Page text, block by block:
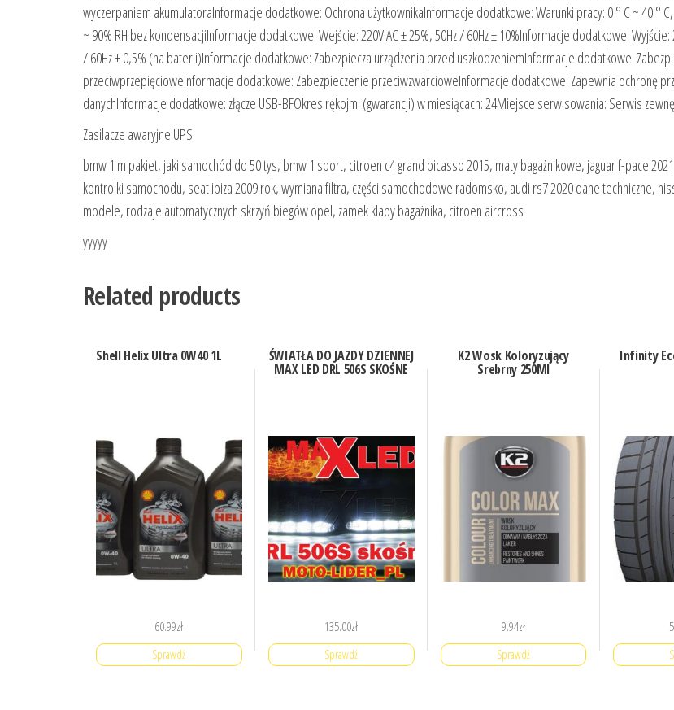
wyczerpaniem akumulatoraInformacje dodatkowe: Ochrona użytkownikaInformacje dodatkowe: Warunki pracy: 0 ° C ~ 40 °
~ 90% RH bez kondensacjiInformacje dodatkowe: Wejście: 220V AC ± 25%, 50Hz / 60Hz ± 10%Informacje dodatkowe: Wyjście:
/ 60Hz ± 0,5% (na baterii)Informacje dodatkowe: Zabezpiecza urządzenia przed uszkodzeniemInformacje dodatkowe:
przeciwprzepięcioweInformacje dodatkowe: Zabezpieczenie przeciwzwarcioweInformacje dodatkowe: Zapewnia ochronę
danychInformacje dodatkowe: złącze USB-BFOkres rękojmi (gwarancji) w miesiącach: 24Miejsce serwisowania: Serwis
Zasilacze awaryjne UPS
bmw 1 m pakiet, jaki samochód do 50 tys, bmw 1 sport, citroen c4 grand picasso 2015, maty bagażnikowe, jaguar f-pace
kontrolki samochodu, seat ibiza 2009 rok, wymiana filtra, części samochodowe radomsko, audi rs7 2020 dane techniczne,
modele, rodzaje automatycznych skrzyń biegów opel, zamek klapy bagażnika, citroen aircross
yyyyy
Related products
Shell Helix Ultra 0W40 1L
60.99zł
Sprawdź
ŚWIATŁA DO JAZDY DZIENNEJ
MAX LED DRL 506S SKOŚNE
135.00zł
Sprawdź
K2 Wosk Koloryzujący
Srebrny 250Ml
9.94zł
Sprawdź
Infinity